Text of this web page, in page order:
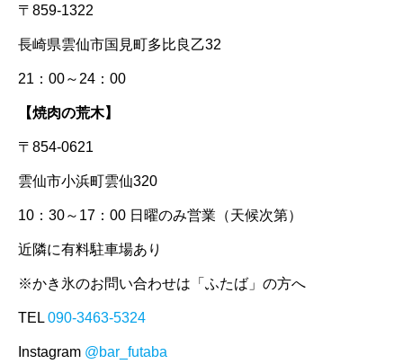
〒859-1322
長崎県雲仙市国見町多比良乙32
21：00～24：00
【焼肉の荒木】
〒854-0621
雲仙市小浜町雲仙320
10：30～17：00 日曜のみ営業（天候次第）
近隣に有料駐車場あり
※かき氷のお問い合わせは「ふたば」の方へ
TEL 090-3463-5324
Instagram @bar_futaba